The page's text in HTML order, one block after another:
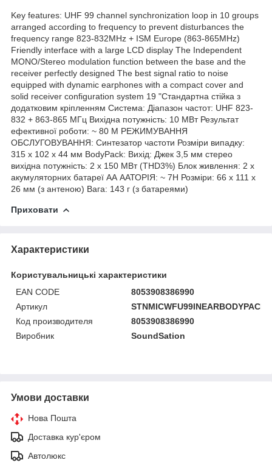
Key features: UHF 99 channel synchronization loop in 10 groups
arranged according to frequency to prevent disturbances the
frequency range 823-832MHz + ISM Europe (863-865MHz)
Friendly interface with a large LCD display The Independent
MONO/Stereo modulation function between the base and the
receiver perfectly designed The best signal ratio to noise
equipped with dynamic earphones with a compact cover and
solid receiver configuration system 19 "Стандартна стійка з
додатковим кріпленням Система: Діапазон частот: UHF 823-
832 + 863-865 МГц Вихідна потужність: 10 МВт Результат
ефективної роботи: ~ 80 М РЕЖИМУВАННЯ
ОБСЛУГОВУВАННЯ: Синтезатор частоти Розміри випадку:
315 x 102 x 44 мм BodyPack: Вихід: Джек 3,5 мм стерео
вихідна потужність: 2 х 150 МВт (THD3%) Блок живлення: 2 х
акумуляторних батареї АА ААТОРІЯ: ~ 7H Розміри: 66 х 111 х
26 мм (з антеною) Вага: 143 г (з батареями)
Приховати
Характеристики
Користувальницькі характеристики
EAN CODE
8053908386990
Артикул
STNMICWFU99INEARBODYPACK
Код производителя
8053908386990
Виробник
SoundSation
Умови доставки
Нова Пошта
Доставка кур'єром
Автолюкс